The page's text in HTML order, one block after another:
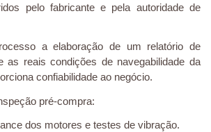
pelo fabricante e pela autoridade de
a elaboração de um relatório de
as reais condições de navegabilidade da
confiabilidade ao negócio.
pré-compra:
dos motores e testes de vibração.